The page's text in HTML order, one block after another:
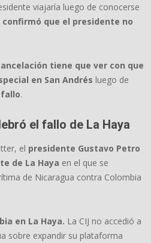
viajaría luego de conocerse
que el presidente no
tiene que ver con que
en San Andrés luego de
.
el fallo de La Haya
el presidente Gustavo Petro
de La Haya en el que se
de Nicaragua contra Colombia
en La Haya. La CIJ no accedió a
sobre expandir su plataforma